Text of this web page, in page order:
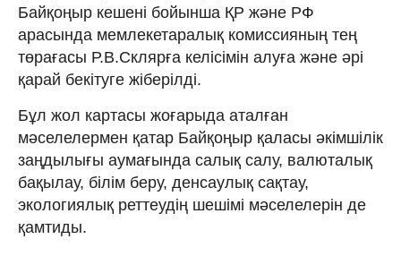
Байқоңыр кешені бойынша ҚР және РФ
арасында мемлекетаралық комиссияның тең
төрағасы Р.В.Склярға келісімін алуға және әрі
қарай бекітуге жіберілді.
Бұл жол картасы жоғарыда аталған
мәселелермен қатар Байқоңыр қаласы әкімшілік
заңдылығы аумағында салық салу, валюталық
бақылау, білім беру, денсаулық сақтау,
экологиялық реттеудің шешімі мәселелерін де
қамтиды.